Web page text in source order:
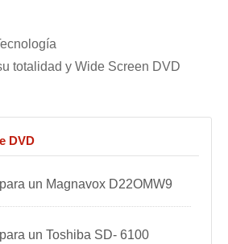
totalidad y Wide Screen DVD
DVD
un Magnavox D22OMW9
un Toshiba SD- 6100